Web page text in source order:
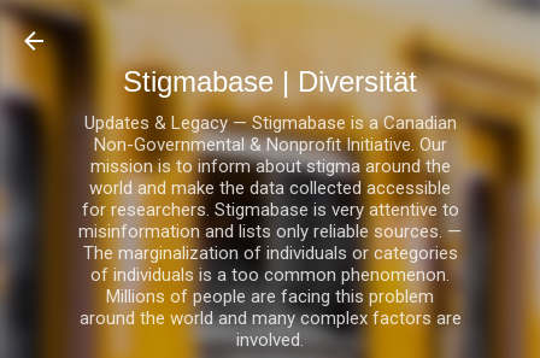
Stigmabase | Diversität
Updates & Legacy — Stigmabase is a Canadian
Non-Governmental & Nonprofit Initiative. Our
mission is to inform about stigma around the
world and make the data collected accessible
for researchers. Stigmabase is very attentive to
misinformation and lists only reliable sources. —
The marginalization of individuals or categories
of individuals is a too common phenomenon.
Millions of people are facing this problem
around the world and many complex factors are
involved.